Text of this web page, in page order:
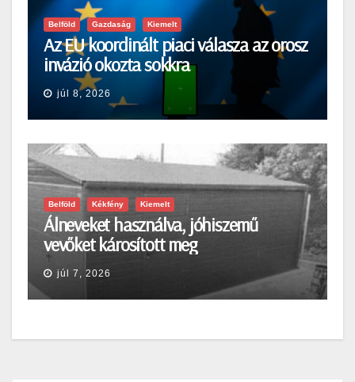
Belföld Gazdaság Kiemelt
Az EU koordinált piaci válasza az orosz
invázió okozta sokkra
júl 8, 2026
Belföld Kékfény Kiemelt
Álneveket használva, jóhiszemű
vevőket károsított meg
júl 7, 2026